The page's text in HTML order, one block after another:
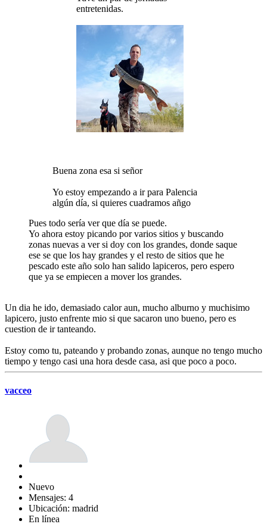
entretenidas.
Buena zona esa si señor
Yo estoy empezando a ir para Palencia
algún día, si quieres cuadramos añgo
Pues todo sería ver que día se puede.
Yo ahora estoy picando por varios sitios y buscando
zonas nuevas a ver si doy con los grandes, donde saque
ese se que los hay grandes y el resto de sitios que he
pescado este año solo han salido lapiceros, pero espero
que ya se empiecen a mover los grandes.
Un dia he ido, demasiado calor aun, mucho alburno y muchisimo
lapicero, justo enfrente mio si que sacaron uno bueno, pero es
cuestion de ir tanteando.
Estoy como tu, pateando y probando zonas, aunque no tengo mucho
tiempo y tengo casi una hora desde casa, asi que poco a poco.
vacceo
Nuevo
Mensajes: 4
Ubicación: madrid
En línea